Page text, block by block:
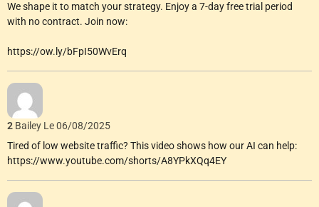
We shape it to match your strategy. Enjoy a 7-day free trial period
with no contract. Join now:
https://ow.ly/bFpI50WvErq
2 Bailey Le 06/08/2025
Tired of low website traffic? This video shows how our AI can help:
https://www.youtube.com/shorts/A8YPkXQq4EY